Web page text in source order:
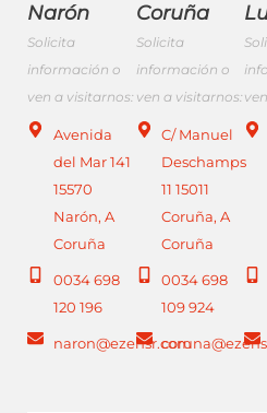
Narón
Solicita
información o
ven a visitarnos:
Avenida
del Mar 141
15570
Narón, A
Coruña
0034 698
120 196
naron@ezensr.com
Coruña
Solicita
información o
ven a visitarnos:
C/ Manuel
Deschamps
11 15011
Coruña, A
Coruña
0034 698
109 924